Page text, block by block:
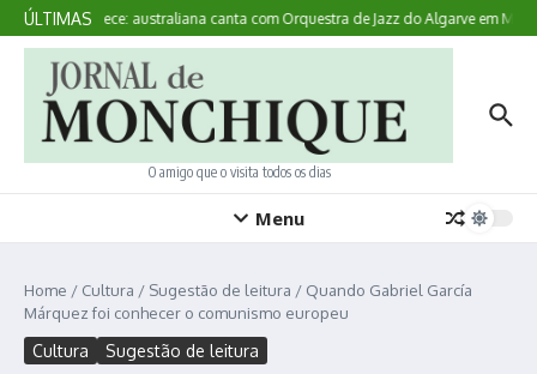
Ir para o conteúdo
ÚLTIMAS
Aqui Acontece: australiana canta com Orquestra de Jazz do Algarve em
O amigo que o visita todos os dias
Menu
Home / Cultura / Sugestão de leitura / Quando Gabriel García
Márquez foi conhecer o comunismo europeu
Cultura Sugestão de leitura